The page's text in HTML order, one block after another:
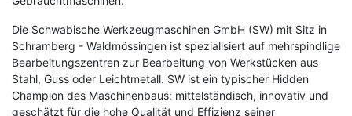
Die Schwabische Werkzeugmaschinen GmbH (SW) mit Sitz in
Schramberg - Waldmössingen ist spezialisiert auf mehrspindlige
Bearbeitungszentren zur Bearbeitung von Werkstücken aus
Stahl, Guss oder Leichtmetall. SW ist ein typischer Hidden
Champion des Maschinenbaus: mittelständisch, innovativ und
geschätzt für die hohe Qualität und Effizienz seiner